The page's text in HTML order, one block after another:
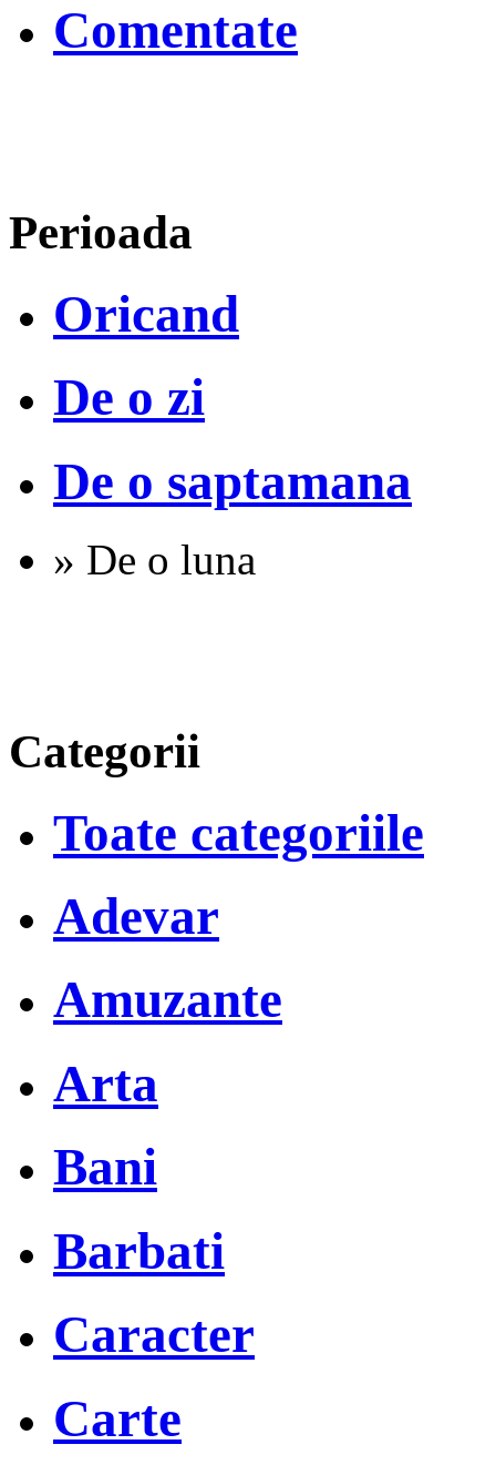
Comentate
Perioada
Oricand
De o zi
De o saptamana
» De o luna
Categorii
Toate categoriile
Adevar
Amuzante
Arta
Bani
Barbati
Caracter
Carte